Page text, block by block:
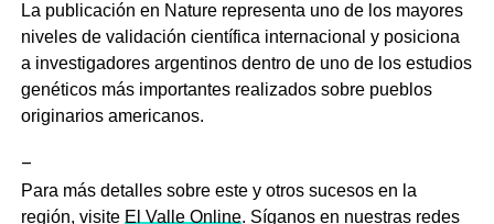
La publicación en Naturerepresenta uno de los mayores
niveles de validación científica internacional y posiciona
a investigadores argentinos dentro de uno de los estudios
genéticos más importantes realizados sobre pueblos
originarios americanos.
–
Para más detalles sobre este y otros sucesos en la
región, visite El Valle Online. Síganos en nuestras redes